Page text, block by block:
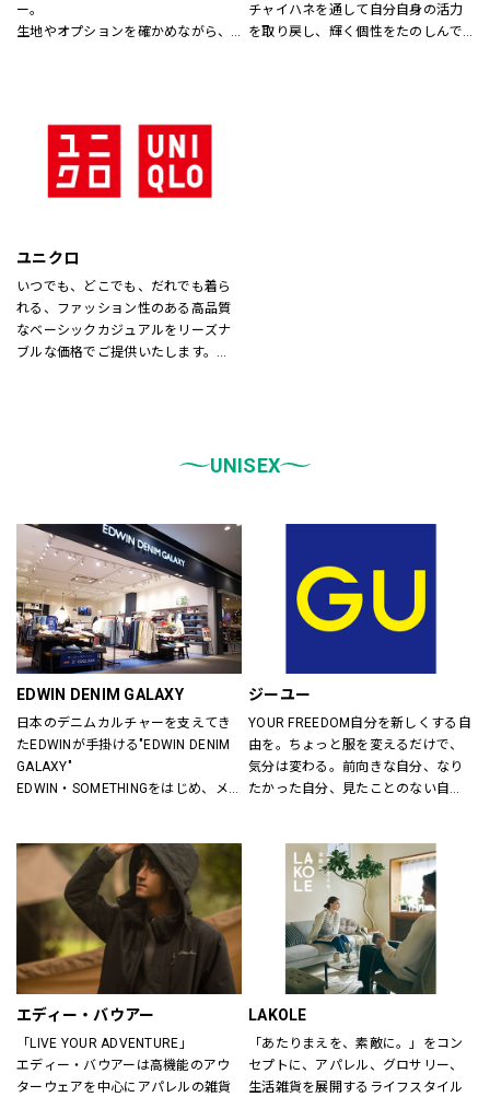
ー。
生地やオプションを確かめながら、
チャイハネを通して自分自身の活力
を取り戻し、輝く個性をたのしんで
ユニクロ
いつでも、どこでも、だれでも着ら
れる、ファッション性のある高品質
なベーシックカジュアルをリーズナ
ブルな価格でご提供いたします。
などをゾーンに分けて配置し、広
す。
どうぞご来店ください。
UNISEX
EDWIN DENIM GALAXY
日本のデニムカルチャーを支えてき
たEDWINが手掛ける"EDWIN DENIM
GALAXY"
EDWIN・SOMETHINGをはじめ、メ
レンドアイテムまで豊富なランナッ
プを取り揃えます。
ジーユー
YOUR FREEDOM自分を新しくする自
由を。ちょっと服を変えるだけで、
気分は変わる。前向きな自分、なり
たかった自分、見たことのない自
いまの気分で、もっと自由に。GU
は、自由。
エディー・バウアー
「LIVE YOUR ADVENTURE」
エディー・バウアーは高機能のアウ
ターウェアを中心にアパレルの雑貨
LAKOLE
「あたりまえを、素敵に。」をコン
セプトに、アパレル、グロサリー、
生活雑貨を展開するライフスタイル